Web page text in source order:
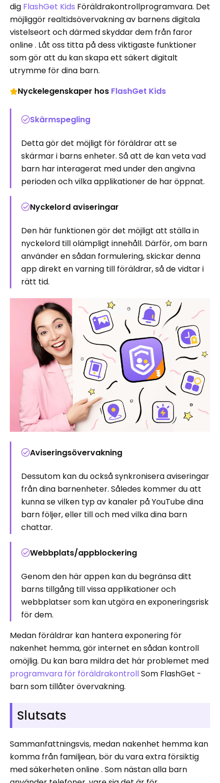
dig FlashGet Kids Föräldrakontrollprogramvara. Det
möjliggör realtidsövervakning av barnens digitala
vistelseort och därmed skyddar dem från faror
online . Låt oss titta på dess viktigaste funktioner
som gör att du kan skapa ett säkert digitalt
utrymme för dina barn.
Nyckelegenskaper hos FlashGet Kids
Skärmspegling
Detta gör det möjligt för föräldrar att se
skärmar i barns enheter. Så att de kan veta vad
barn har interagerat med under den angivna
perioden och vilka applikationer de har öppnat.
Nyckelord aviseringar
Den här funktionen gör det möjligt att ställa in
nyckelord till olämpligt innehåll. Därför, om barn
använder en sådan formulering, skickar denna
app direkt en varning till föräldrar, så de vidtar i
rätt tid.
Aviseringsövervakning
Dessutom kan du också synkronisera aviseringar
från dina barnenheter. Således kommer du att
kunna se vilken typ av kanaler på YouTube dina
barn följer, eller till och med vilka dina barn
chattar.
Webbplats/appblockering
Genom den här appen kan du begränsa ditt
barns tillgång till vissa applikationer och
webbplatser som kan utgöra en exponeringsrisk
för dem.
Medan föräldrar kan hantera exponering för
nakenhet hemma, gör internet en sådan kontroll
omöjlig. Du kan bara mildra det här problemet med
programvara för föräldrakontrollSom FlashGet -
barn som tillåter övervakning.
Slutsats
Sammanfattningsvis, medan nakenhet hemma kan
komma från familjean, bör du vara extra försiktig
med säkerheten online . Som nästan alla barn